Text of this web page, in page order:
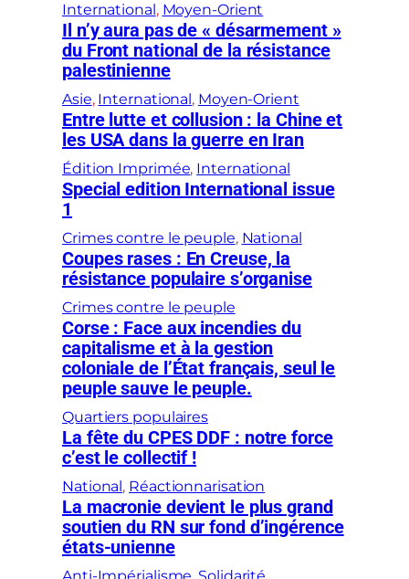
International , Moyen-Orient
Il n’y aura pas de « désarmement »
du Front national de la résistance
palestinienne
Asie, International , Moyen-Orient
Entre lutte et collusion : la Chine et
les USA dans la guerre en Iran
Édition Imprimée, International
Special edition International issue
1
Crimes contre le peuple, National
Coupes rases : En Creuse, la
résistance populaire s’organise
Crimes contre le peuple
Corse : Face aux incendies du
capitalisme et à la gestion
coloniale de l’État français, seul le
peuple sauve le peuple.
Quartiers populaires
La fête du CPES DDF : notre force
c’est le collectif !
National , Réactionnarisation
La macronie devient le plus grand
soutien du RN sur fond d’ingérence
états-unienne